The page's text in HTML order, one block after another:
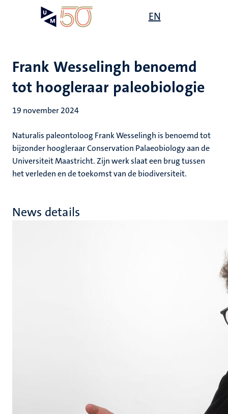
gaan
EN
Frank Wesselingh benoemd
tot hoogleraar paleobiologie
19 november 2024
Naturalis paleontoloog Frank Wesselingh is benoemd tot
bijzonder hoogleraar Conservation Palaeobiology aan de
Universiteit Maastricht. Zijn werk slaat een brug tussen
het verleden en de toekomst van de biodiversiteit.
News details